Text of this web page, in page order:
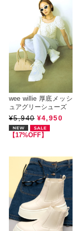
wee willie 厚底メッシ
ュアグリーシューズ
¥5,940 ¥4,950
【17%OFF】